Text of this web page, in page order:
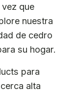
que
nuestra
de cedro
su hogar.
para
alta